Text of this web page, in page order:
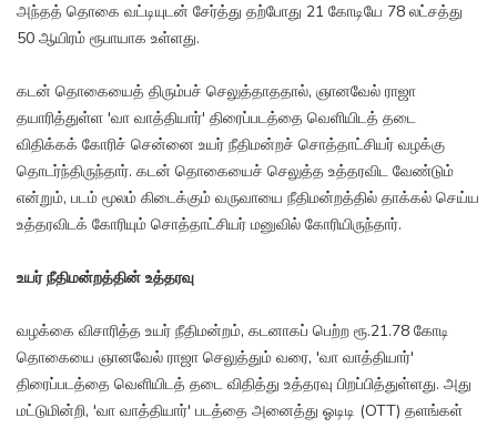
அந்தத் தொகை வட்டியுடன் சேர்த்து தற்போது 21 கோடியே 78 லட்சத்து
50 ஆயிரம் ரூபாயாக உள்ளது.
கடன் தொகையைத் திரும்பச் செலுத்தாததால், ஞானவேல் ராஜா
தயாரித்துள்ள 'வா வாத்தியார்' திரைப்படத்தை வெளியிடத் தடை
விதிக்கக் கோரிச் சென்னை உயர் நீதிமன்றச் சொத்தாட்சியர் வழக்கு
தொடர்ந்திருந்தார். கடன் தொகையைச் செலுத்த உத்தரவிட வேண்டும்
என்றும், படம் மூலம் கிடைக்கும் வருவாயை நீதிமன்றத்தில் தாக்கல் செய்ய
உத்தரவிடக் கோரியும் சொத்தாட்சியர் மனுவில் கோரியிருந்தார்.
உயர் நீதிமன்றத்தின் உத்தரவு
வழக்கை விசாரித்த உயர் நீதிமன்றம், கடனாகப் பெற்ற ரூ.21.78 கோடி
தொகையை ஞானவேல் ராஜா செலுத்தும் வரை, 'வா வாத்தியார்'
திரைப்படத்தை வெளியிடத் தடை விதித்து உத்தரவு பிறப்பித்துள்ளது. அது
மட்டுமின்றி, 'வா வாத்தியார்' படத்தை அனைத்து ஓடிடி (OTT) தளங்கள்